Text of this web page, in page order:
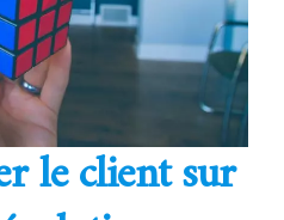
le client sur